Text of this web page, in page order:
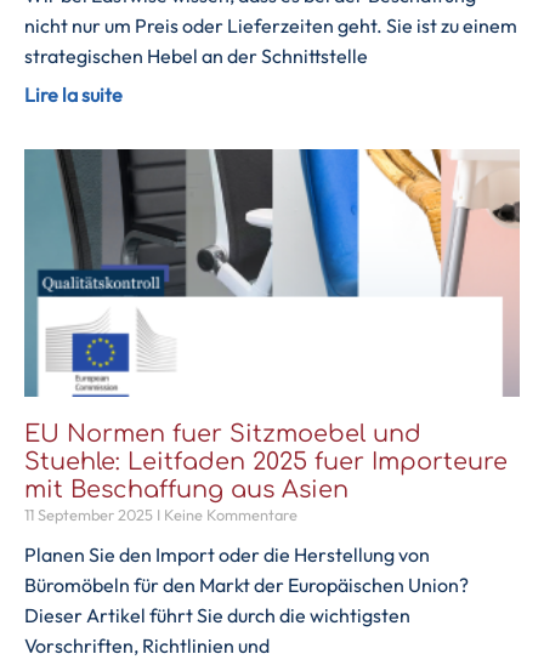
nicht nur um Preis oder Lieferzeiten geht. Sie ist zu einem
strategischen Hebel an der Schnittstelle
Lire la suite
EU Normen fuer Sitzmoebel und
Stuehle: Leitfaden 2025 fuer Importeure
mit Beschaffung aus Asien
11 September 2025 Keine Kommentare
Planen Sie den Import oder die Herstellung von
Büromöbeln für den Markt der Europäischen Union?
Dieser Artikel führt Sie durch die wichtigsten
Vorschriften, Richtlinien und